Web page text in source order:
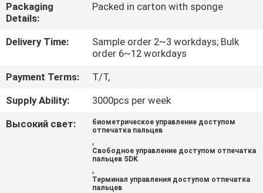
НОВОСТИ
VR
КАРТА
САЙТА
Packaging
Details:
Packed in carton with sponge
Delivery Time:
Sample order 2~3 workdays; Bulk
order 6~12 workdays
Payment Terms:
T/T,
Supply Ability:
3000pcs per week
Высокий свет:
биометрическое управление доступом
отпечатка пальцев
,
Свободное управление доступом отпечатка
пальцев SDK
,
Терминал управления доступом отпечатка
пальцев